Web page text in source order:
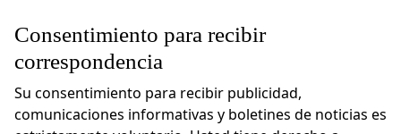
Consentimiento para recibir
correspondencia
Su consentimiento para recibir publicidad,
comunicaciones informativas y boletines de noticias es